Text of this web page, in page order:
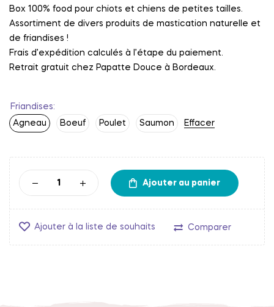
Box 100% food pour chiots et chiens de petites tailles.
Assortiment de divers produits de mastication naturelle et
de friandises !
Frais d’expédition calculés à l’étape du paiement.
Retrait gratuit chez Papatte Douce à Bordeaux.
Friandises
Agneau
Boeuf Poulet Saumon Effacer
Ajouter au panier
Ajouter à la liste de souhaits Comparer